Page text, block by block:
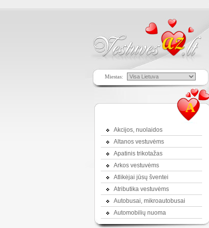
Miestas:
A
Akcijos, nuolaidos
Altanos vestuvėms
Apatinis trikotažas
Arkos vestuvėms
Atlikėjai jūsų šventei
Atributika vestuvėms
Autobusai, mikroautobusai
Automobilių nuoma